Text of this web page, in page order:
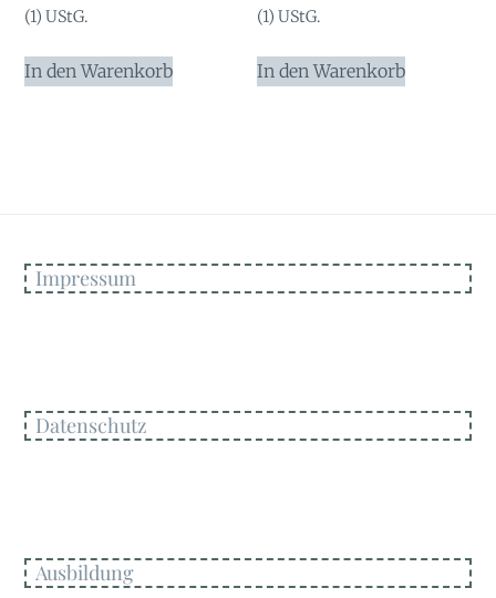
(1) UStG.
In den Warenkorb
(1) UStG.
In den Warenkorb
Impressum
Datenschutz
Ausbildung